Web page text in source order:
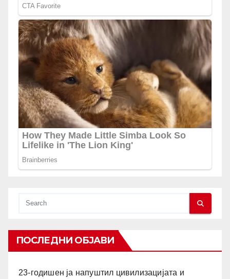
ПОСЛЕДНИ ОБЈАВИ
23-годишен ја напуштил цивилизацијата и